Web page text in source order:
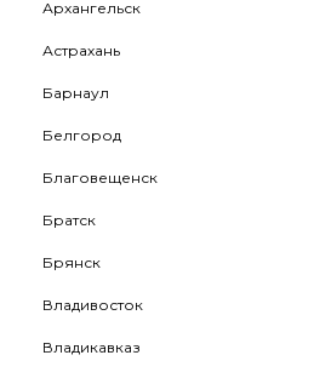
Архангельск
Астрахань
Барнаул
Белгород
Благовещенск
Братск
Брянск
Владивосток
Владикавказ